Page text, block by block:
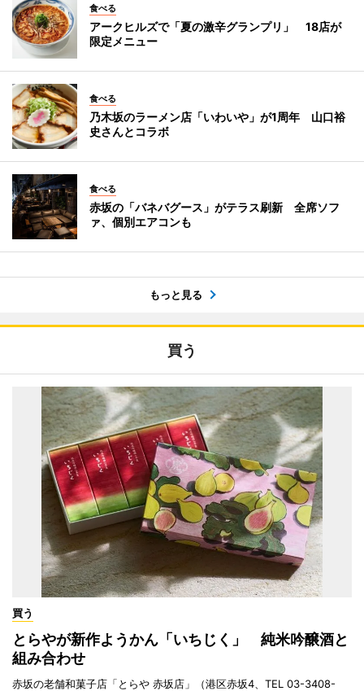
食べる
アークヒルズで「夏の激辛グランプリ」 18店が
限定メニュー
食べる
乃木坂のラーメン店「いわいや」が1周年 山口裕
史さんとコラボ
食べる
赤坂の「バネバグース」がテラス刷新 全席ソフ
ァ、個別エアコンも
もっと見る
買う
買う
とらやが新作ようかん「いちじく」 純米吟醸酒と
組み合わせ
赤坂の老舗和菓子店「とらや 赤坂店」（港区赤坂4、TEL 03-3408-